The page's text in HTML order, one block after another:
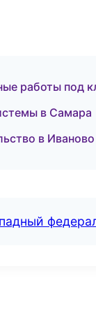
работы под
в Самара
в Иваново